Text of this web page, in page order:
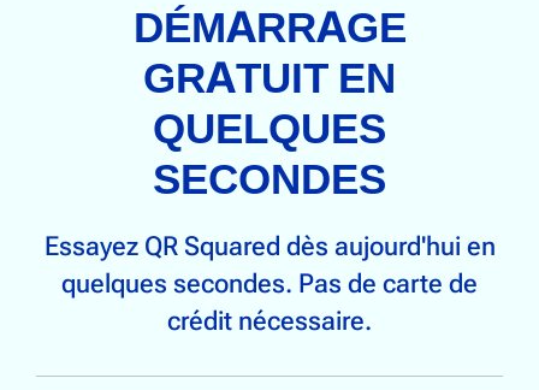
DÉMARRAGE
GRATUIT EN
QUELQUES
SECONDES
Essayez QR Squared dès aujourd'hui en
quelques secondes. Pas de carte de
crédit nécessaire.